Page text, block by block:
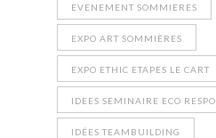
EVENEMENT SOMMIERES
EXPO ART SOMMIÈRES
EXPO ETHIC ETAPES LE CART
IDEES SEMINAIRE ECO
IDÉES TEAMBUILDING